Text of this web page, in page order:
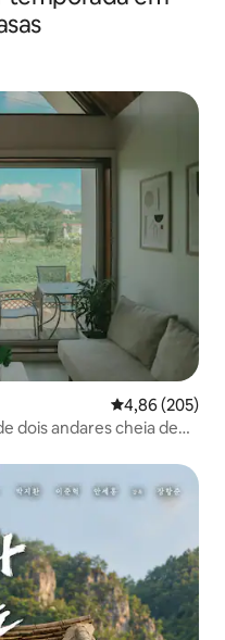
4,86 de uma
4,86 (205)
dois andares cheia de